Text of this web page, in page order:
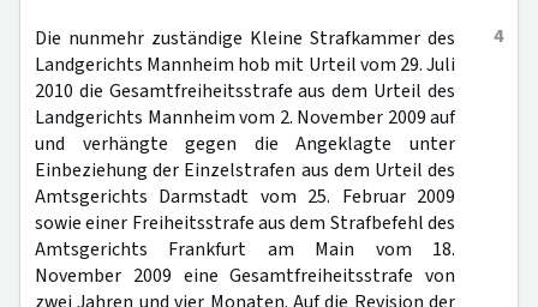
4
Die nunmehr zuständige Kleine Strafkammer des
Landgerichts Mannheim hob mit Urteil vom 29. Juli
2010 die Gesamtfreiheitsstrafe aus dem Urteil des
Landgerichts Mannheim vom 2. November 2009 auf
und verhängte gegen die Angeklagte unter
Einbeziehung der Einzelstrafen aus dem Urteil des
Amtsgerichts Darmstadt vom 25. Februar 2009
sowie einer Freiheitsstrafe aus dem Strafbefehl des
Amtsgerichts Frankfurt am Main vom 18.
November 2009 eine Gesamtfreiheitsstrafe von